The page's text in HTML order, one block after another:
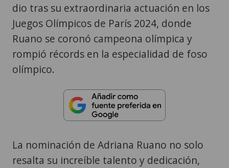
dio tras su extraordinaria actuación en los
Juegos Olímpicos de París 2024, donde
Ruano se coronó campeona olímpica y
rompió récords en la especialidad de foso
olímpico.
La nominación de Adriana Ruano no solo
resalta su increíble talento y dedicación,